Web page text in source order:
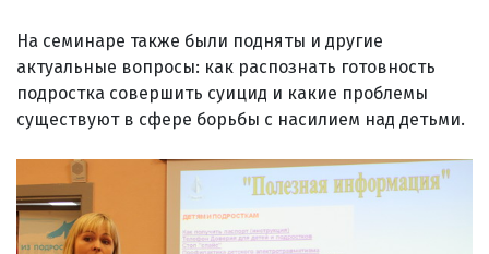
На семинаре также были подняты и другие
актуальные вопросы: как распознать готовность
подростка совершить суицид и какие проблемы
существуют в сфере борьбы с насилием над детьми.